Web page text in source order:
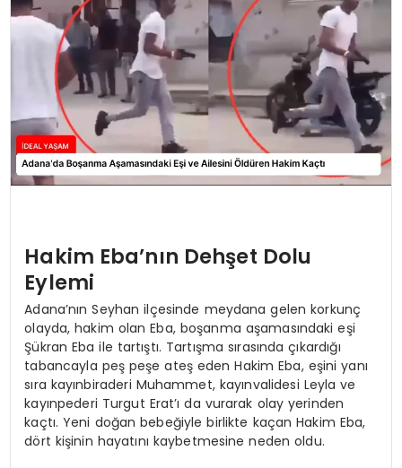
Hakim Eba’nın Dehşet Dolu
Eylemi
Adana’nın Seyhan ilçesinde meydana gelen korkunç
olayda, hakim olan Eba, boşanma aşamasındaki eşi
Şükran Eba ile tartıştı. Tartışma sırasında çıkardığı
tabancayla peş peşe ateş eden Hakim Eba, eşini yanı
sıra kayınbiraderi Muhammet, kayınvalidesi Leyla ve
kayınpederi Turgut Erat’ı da vurarak olay yerinden
kaçtı. Yeni doğan bebeğiyle birlikte kaçan Hakim Eba,
dört kişinin hayatını kaybetmesine neden oldu.